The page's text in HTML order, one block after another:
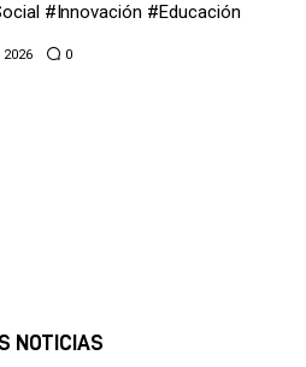
#Innovación #Educación
2026 0
NOTICIAS